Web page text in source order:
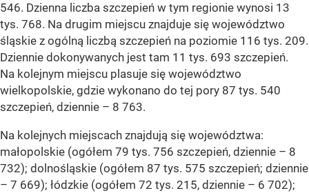
546. Dzienna liczba szczepień w tym regionie wynosi 13
tys. 768. Na drugim miejscu znajduje się województwo
śląskie z ogólną liczbą szczepień na poziomie 116 tys. 209.
Dziennie dokonywanych jest tam 11 tys. 693 szczepień.
Na kolejnym miejscu plasuje się województwo
wielkopolskie, gdzie wykonano do tej pory 87 tys. 540
szczepień, dziennie – 8 763.
Na kolejnych miejscach znajdują się województwa:
małopolskie (ogółem 79 tys. 756 szczepień, dziennie – 8
732); dolnośląskie (ogółem 87 tys. 575 szczepień; dziennie
– 7 669); łódzkie (ogółem 72 tys. 215, dziennie – 6 702);